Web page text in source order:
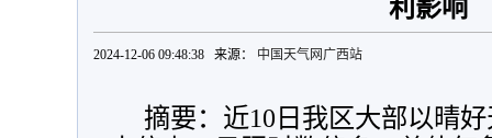
利影响
2024-12-06 09:48:38 来源： 中国天气网广西站
摘要：近10日我区大部以晴